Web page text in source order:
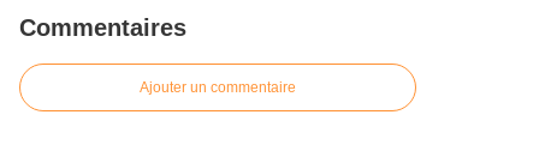
Commentaires
Ajouter un commentaire